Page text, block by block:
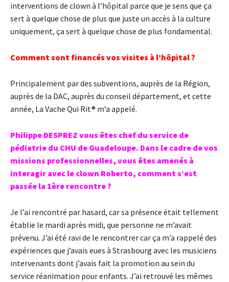
interventions de clown à l’hôpital parce que je sens que ça
sert à quelque chose de plus que juste un accès à la culture
uniquement, ça sert à quelque chose de plus fondamental.
Comment sont financés vos visites à l’hôpital ?
Principalement par des subventions, auprès de la Région,
auprès de la DAC, auprès du conseil département, et cette
année, ​La Vache Qui Rit®​ m’a appelé.
Philippe DESPREZ vous êtes chef du service de
pédiatrie du CHU de Guadeloupe. Dans le cadre de vos
missions professionnelles, vous êtes amenés à
interagir avec le clown Roberto, comment s’est
passée la 1ère rencontre ?
Je l’ai rencontré par hasard, car sa présence était tellement
établie le mardi après midi, que personne ne m’avait
prévenu. J’ai été ravi de le rencontrer car ça m’a rappelé des
expériences que j’avais eues à Strasbourg avec les musiciens
intervenants dont j’avais fait la promotion au sein du
service réanimation pour enfants. J’ai retrouvé les mêmes